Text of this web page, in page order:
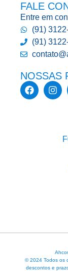
FALE
Entre em
(91)
(91)
NOSSAS
© 2024 Todos os
descontos e